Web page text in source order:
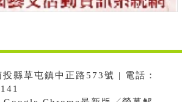
縣草屯鎮中正路573號 | 電話：